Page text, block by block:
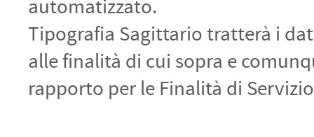
automatizzato.
Tipografia Sagittario tratterà i
alle finalità di cui sopra e
rapporto per le Finalità di